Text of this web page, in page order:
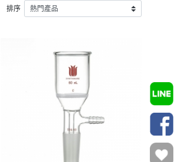
排序